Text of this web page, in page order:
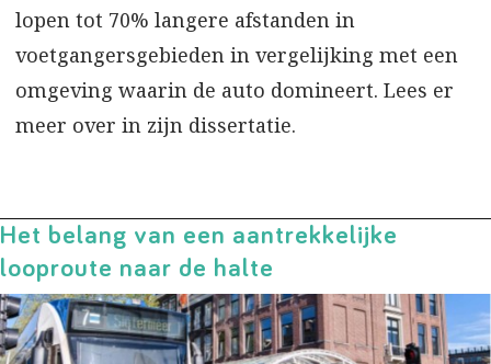
lopen tot 70% langere afstanden in
voetgangersgebieden in vergelijking met een
omgeving waarin de auto domineert. Lees er
meer over in zijn dissertatie.
Het belang van een aantrekkelijke
looproute naar de halte